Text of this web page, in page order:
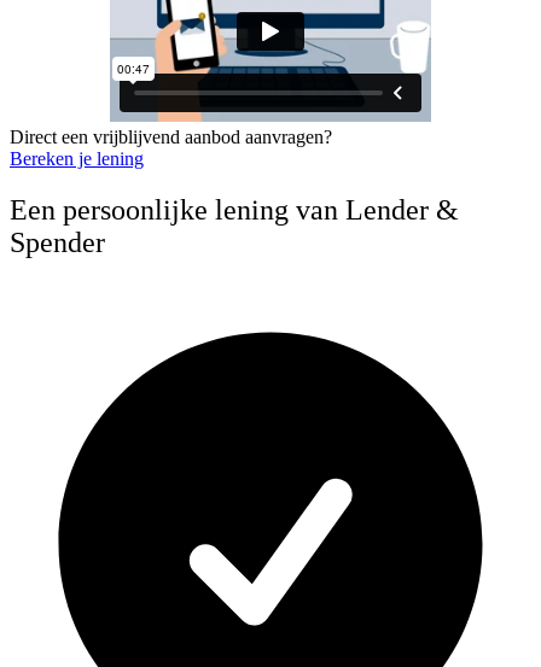
Direct een vrijblijvend aanbod aanvragen?
Bereken je lening
Een persoonlijke lening van Lender &
Spender